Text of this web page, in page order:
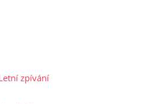
zpívání